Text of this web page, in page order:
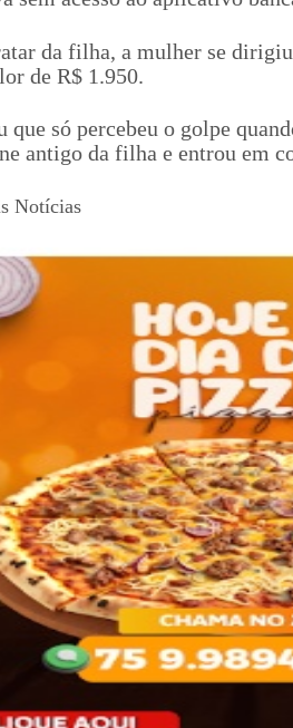
da filha, a mulher se
de R$ 1.950.
só percebeu o golpe
antigo da filha e entrou em
Notícias